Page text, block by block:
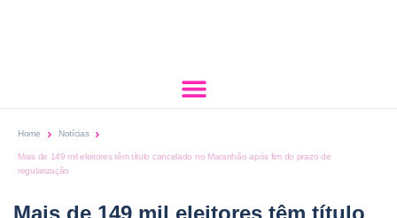
Home Notícias
Mais de 149 mil eleitores têm título cancelado no Maranhão após fim do prazo de
regularização
Mais de 149 mil eleitores têm título